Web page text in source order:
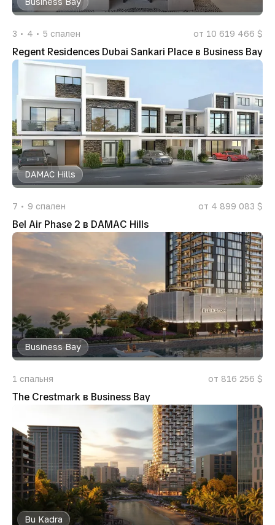
3 4 5 спален от 10 619 466 $
Regent Residences Dubai Sankari Place в Business Bay
DAMAC Hills
7 9 спален от 4 899 083 $
Bel Air Phase 2 в DAMAC Hills
Business Bay
1 спальня от 816 256 $
The Crestmark в Business Bay
Bu Kadra